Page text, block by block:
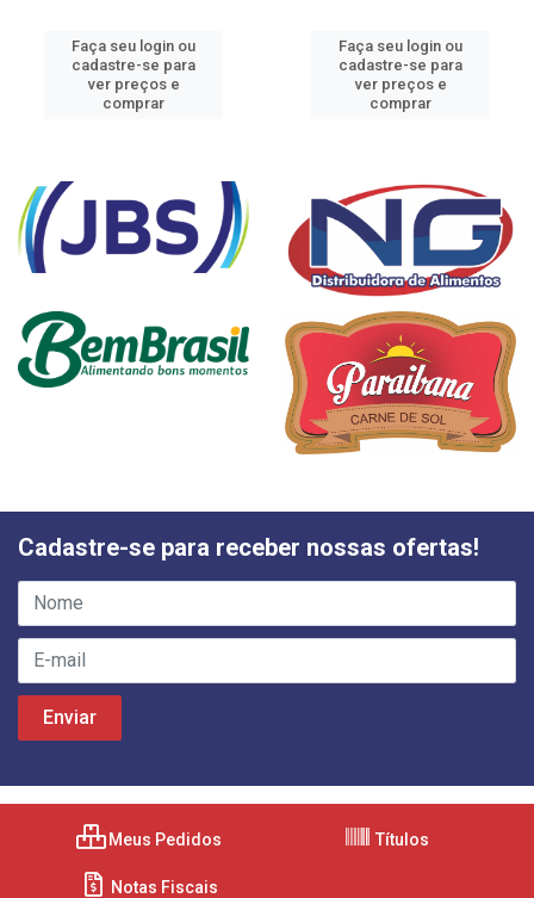
Faça seu login ou
cadastre-se para
ver preços e
comprar
Faça seu login ou
cadastre-se para
ver preços e
comprar
Cadastre-se para receber nossas ofertas!
Meus Pedidos Títulos
Notas Fiscais